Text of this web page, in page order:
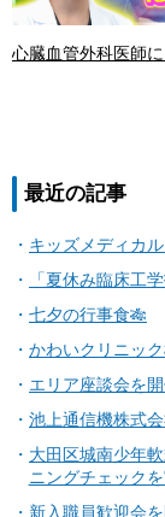
心臓血管外科医師
最近の記事
キッズメディカ
「夏休み臨床工
七夕の行事食🎋
かわいクリニッ
エリア座談会を
池上通信機株式
大田区城南少年
ニングチェック
新入職員歓迎会